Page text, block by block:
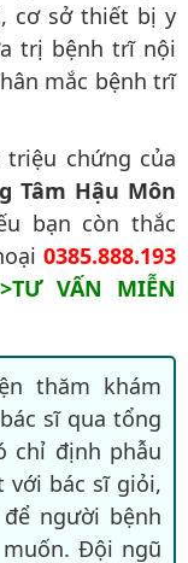
cơ sở thiết bị y
trị bệnh trĩ nội
mắc bệnh trĩ
chứng của
Tâm Hậu Môn
bạn còn thắc
0385.888.193
VẤN MIỄN
thăm khám
sĩ qua tổng
chỉ định phẫu
với bác sĩ giỏi,
người bệnh
Đội ngũ